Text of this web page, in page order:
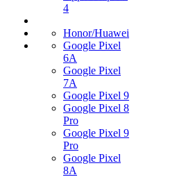
4
Honor/Huawei
Google Pixel
6A
Google Pixel
7А
Google Pixel 9
Google Pixel 8
Pro
Google Pixel 9
Pro
Google Pixel
8A